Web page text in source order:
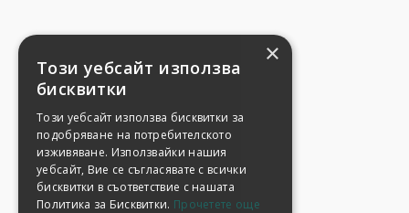
×
Този уебсайт използва
бисквитки
Този уебсайт използва бисквитки за
подобряване на потребителското
изживяване. Използвайки нашия
уебсайт, Вие се съгласявате с всички
бисквитки в съответствие с нашата
Политика за Бисквитки. Прочетете още